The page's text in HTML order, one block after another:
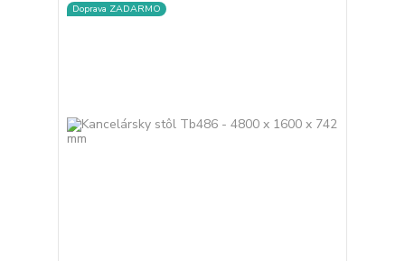
Doprava ZADARMO